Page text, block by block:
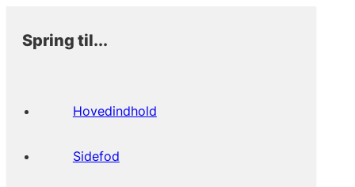
Spring til...
Hovedindhold
Sidefod